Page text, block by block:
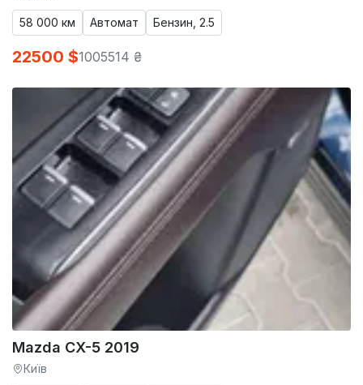
58 000 км Автомат Бензин, 2.5
22500 $1005514 ₴
Mazda CX-5 2019
Київ